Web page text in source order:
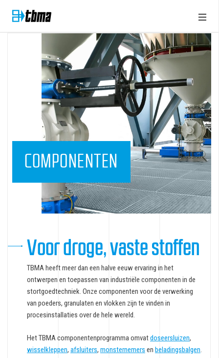
COMPONENTEN
Voor droge, vaste stoffen
TBMA heeft meer dan een halve eeuw ervaring in het
ontwerpen en toepassen van industriële componenten in de
stortgoedtechniek. Onze componenten voor de verwerking
van poeders, granulaten en vlokken zijn te vinden in
procesinstallaties over de hele wereld.
Het TBMA componentenprogramma omvatdoseersluizen,
wisselkleppen, afsluiters, monsternemers en beladingsbalgen